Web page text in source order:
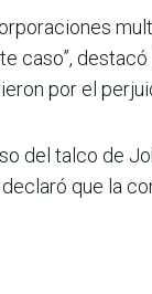
caso”,
por el
del talco de
que la